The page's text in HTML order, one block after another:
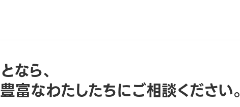
なら、
富なわたしたちにご相談ください。